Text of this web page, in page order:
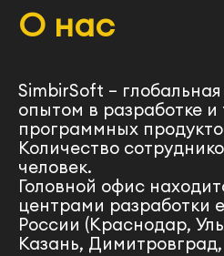
О нас
SimbirSoft –
опытом в разработке и
программных
Количество
человек.
Головной офис
центрами разработки
России (Краснодар,
Казань,